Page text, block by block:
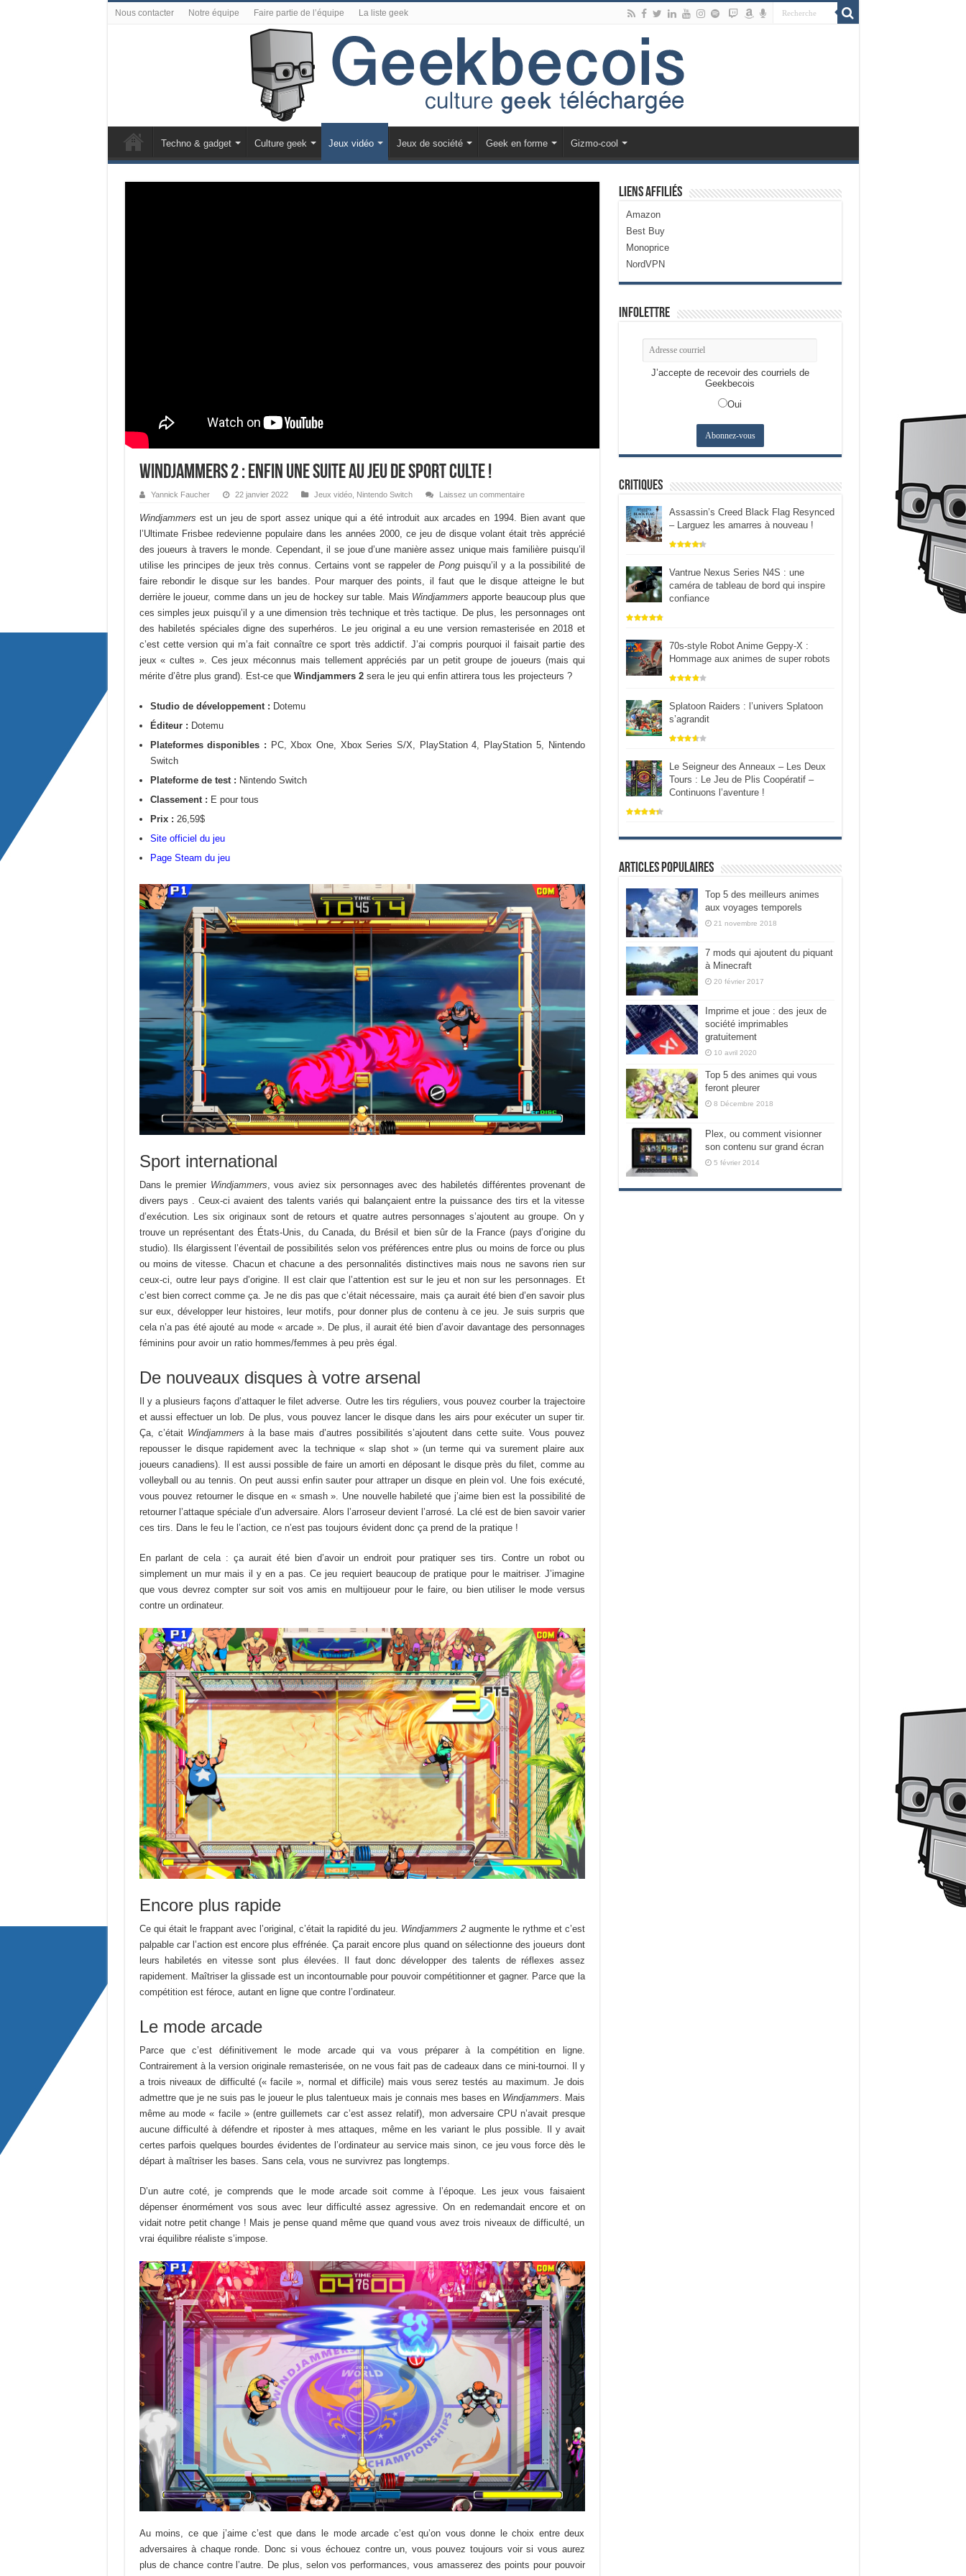
Nous contacter Notre équipe Faire partie de l’équipe La liste geek
Techno & gadget Culture geek Jeux vidéo Jeux de société Geek en forme Gizmo-cool
Windjammers 2 : enfin une suite au jeu de sport culte !
Yannick Faucher 22 janvier 2022 Jeux vidéo, Nintendo Switch Laissez un commentaire
Windjammers est un jeu de sport assez unique qui a été introduit aux arcades en 1994. Bien avant que
l’Ultimate Frisbee redevienne populaire dans les années 2000, ce jeu de disque volant était très apprécié
des joueurs à travers le monde. Cependant, il se joue d’une manière assez unique mais familière puisqu’il
utilise les principes de jeux très connus. Certains vont se rappeler dePong puisqu’il y a la possibilité de
faire rebondir le disque sur les bandes. Pour marquer des points, il faut que le disque atteigne le but
derrière le joueur, comme dans un jeu de hockey sur table. Mais Windjammers apporte beaucoup plus que
ces simples jeux puisqu’il y a une dimension très technique et très tactique. De plus, les personnages ont
des habiletés spéciales digne des superhéros. Le jeu original a eu une version remasterisée en 2018 et
c’est cette version qui m’a fait connaître ce sport très addictif. J’ai compris pourquoi il faisait partie des
jeux « cultes ». Ces jeux méconnus mais tellement appréciés par un petit groupe de joueurs (mais qui
mérite d’être plus grand). Est-ce que Windjammers 2sera le jeu qui enfin attirera tous les projecteurs ?
Studio de développement : Dotemu
Éditeur : Dotemu
Plateformes disponibles : PC, Xbox One, Xbox Series S/X, PlayStation 4, PlayStation 5, Nintendo
Switch
Plateforme de test : Nintendo Switch
Classement : E pour tous
Prix : 26,59$
Site officiel du jeu
Page Steam du jeu
Sport international
Dans le premier Windjammers , vous aviez six personnages avec des habiletés différentes provenant de
divers pays . Ceux-ci avaient des talents variés qui balançaient entre la puissance des tirs et la vitesse
d’exécution. Les six originaux sont de retours et quatre autres personnages s’ajoutent au groupe. On y
trouve un représentant des États-Unis, du Canada, du Brésil et bien sûr de la France (pays d’origine du
studio). Ils élargissent l’éventail de possibilités selon vos préférences entre plus ou moins de force ou plus
ou moins de vitesse. Chacun et chacune a des personnalités distinctives mais nous ne savons rien sur
ceux-ci, outre leur pays d’origine. Il est clair que l’attention est sur le jeu et non sur les personnages. Et
c’est bien correct comme ça. Je ne dis pas que c’était nécessaire, mais ça aurait été bien d’en savoir plus
sur eux, développer leur histoires, leur motifs, pour donner plus de contenu à ce jeu. Je suis surpris que
cela n’a pas été ajouté au mode « arcade ». De plus, il aurait été bien d’avoir davantage des personnages
féminins pour avoir un ratio hommes/femmes à peu près égal.
De nouveaux disques à votre arsenal
Il y a plusieurs façons d’attaquer le filet adverse. Outre les tirs réguliers, vous pouvez courber la trajectoire
et aussi effectuer un lob. De plus, vous pouvez lancer le disque dans les airs pour exécuter un super tir.
Ça, c’était Windjammers à la base mais d’autres possibilités s’ajoutent dans cette suite. Vous pouvez
repousser le disque rapidement avec la technique « slap shot » (un terme qui va surement plaire aux
joueurs canadiens). Il est aussi possible de faire un amorti en déposant le disque près du filet, comme au
volleyball ou au tennis. On peut aussi enfin sauter pour attraper un disque en plein vol. Une fois exécuté,
vous pouvez retourner le disque en « smash ». Une nouvelle habileté que j’aime bien est la possibilité de
retourner l’attaque spéciale d’un adversaire. Alors l’arroseur devient l’arrosé. La clé est de bien savoir varier
ces tirs. Dans le feu le l’action, ce n’est pas toujours évident donc ça prend de la pratique !
En parlant de cela : ça aurait été bien d’avoir un endroit pour pratiquer ses tirs. Contre un robot ou
simplement un mur mais il y en a pas. Ce jeu requiert beaucoup de pratique pour le maitriser. J’imagine
que vous devrez compter sur soit vos amis en multijoueur pour le faire, ou bien utiliser le mode versus
contre un ordinateur.
Encore plus rapide
Ce qui était le frappant avec l’original, c’était la rapidité du jeu. Windjammers 2augmente le rythme et c’est
palpable car l’action est encore plus effrénée. Ça parait encore plus quand on sélectionne des joueurs dont
leurs habiletés en vitesse sont plus élevées. Il faut donc développer des talents de réflexes assez
rapidement. Maîtriser la glissade est un incontournable pour pouvoir compétitionner et gagner. Parce que la
compétition est féroce, autant en ligne que contre l’ordinateur.
Le mode arcade
Parce que c’est définitivement le mode arcade qui va vous préparer à la compétition en ligne.
Contrairement à la version originale remasterisée, on ne vous fait pas de cadeaux dans ce mini-tournoi. Il y
a trois niveaux de difficulté (« facile », normal et difficile) mais vous serez testés au maximum. Je dois
admettre que je ne suis pas le joueur le plus talentueux mais je connais mes bases en Windjammers . Mais
même au mode « facile » (entre guillemets car c’est assez relatif), mon adversaire CPU n’avait presque
aucune difficulté à défendre et riposter à mes attaques, même en les variant le plus possible. Il y avait
certes parfois quelques bourdes évidentes de l’ordinateur au service mais sinon, ce jeu vous force dès le
départ à maîtriser les bases. Sans cela, vous ne survivrez pas longtemps.
D’un autre coté, je comprends que le mode arcade soit comme à l’époque. Les jeux vous faisaient
dépenser énormément vos sous avec leur difficulté assez agressive. On en redemandait encore et on
vidait notre petit change ! Mais je pense quand même que quand vous avez trois niveaux de difficulté, un
vrai équilibre réaliste s’impose.
Au moins, ce que j’aime c’est que dans le mode arcade c’est qu’on vous donne le choix entre deux
adversaires à chaque ronde. Donc si vous échouez contre un, vous pouvez toujours voir si vous aurez
plus de chance contre l’autre. De plus, selon vos performances, vous amasserez des points pour pouvoir
Liens Affiliés
Amazon
Best Buy
Monoprice
NordVPN
Infolettre
J’accepte de recevoir des courriels de
Geekbecois
Oui
Critiques
Assassin’s Creed Black Flag Resynced
– Larguez les amarres à nouveau !
Vantrue Nexus Series N4S : une
caméra de tableau de bord qui inspire
confiance
70s-style Robot Anime Geppy-X :
Hommage aux animes de super robots
Splatoon Raiders : l’univers Splatoon
s’agrandit
Le Seigneur des Anneaux – Les Deux
Tours : Le Jeu de Plis Coopératif –
Continuons l’aventure !
Articles populaires
Top 5 des meilleurs animes
aux voyages temporels
21 novembre 2018
7 mods qui ajoutent du piquant
à Minecraft
20 février 2017
Imprime et joue : des jeux de
société imprimables
gratuitement
10 avril 2020
Top 5 des animes qui vous
feront pleurer
8 Décembre 2018
Plex, ou comment visionner
son contenu sur grand écran
5 février 2014